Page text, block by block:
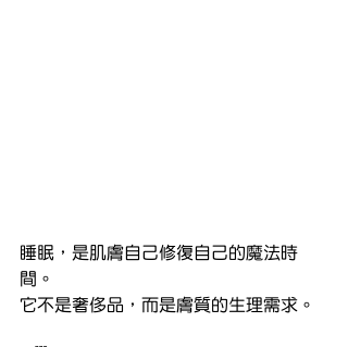
睡眠，是肌膚自己修復自己的魔法時
間。
它不是奢侈品，而是膚質的生理需求。